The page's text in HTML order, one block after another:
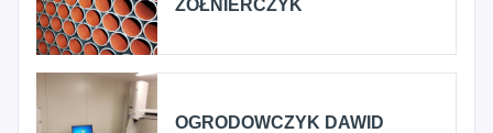
ŻOŁNIERCZYK
OGRODOWCZYK DAWID